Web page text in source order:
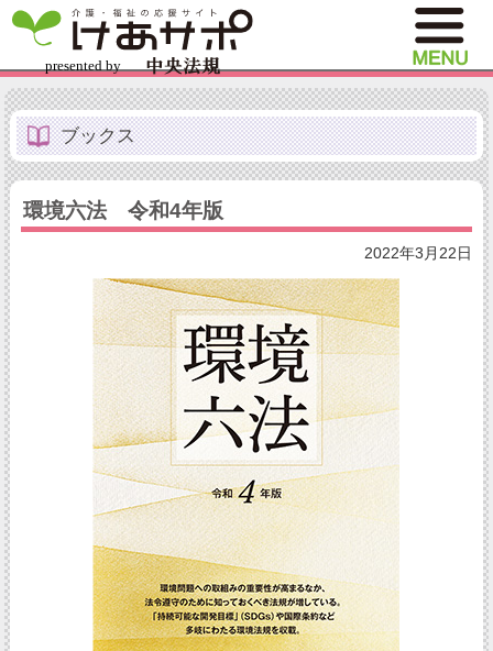
ブックス
環境六法 令和4年版
2022年3月22日